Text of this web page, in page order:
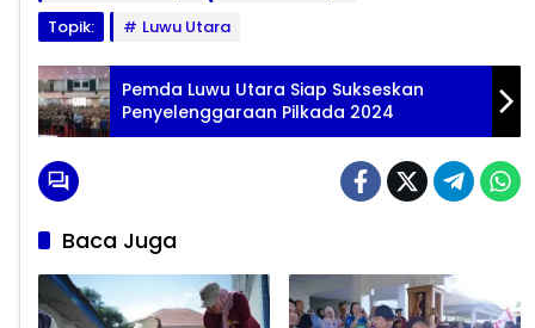
Topik:
Luwu Utara
Pemda Luwu Utara Siap Sukseskan
Penyelenggaraan Pilkada 2024
Baca Juga